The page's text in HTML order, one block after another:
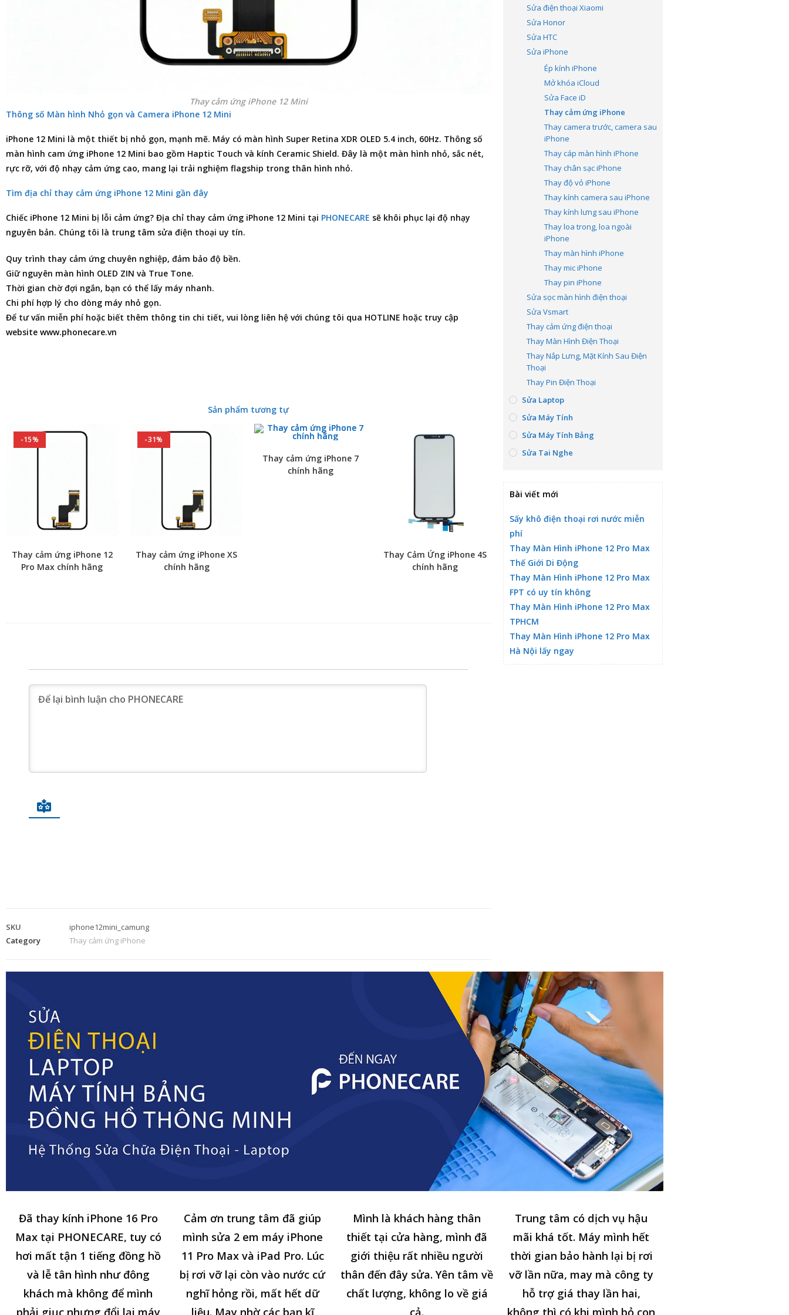
Thay cảm ứng iPhone 12 Mini
Thông số Màn hình Nhỏ gọn và Camera iPhone 12 Mini
iPhone 12 Mini là một thiết bị nhỏ gọn, mạnh mẽ. Máy có màn hình Super Retina XDR OLED 5.4 inch, 60Hz. Thông số
màn hình cam ứng iPhone 12 Mini bao gồm Haptic Touch và kính Ceramic Shield. Đây là một màn hình nhỏ, sắc nét,
rực rỡ, với độ nhạy cảm ứng cao, mang lại trải nghiệm flagship trong thân hình nhỏ.
Tìm địa chỉ thay cảm ứng iPhone 12 Mini gần đây
Chiếc iPhone 12 Mini bị lỗi cảm ứng? Địa chỉ thay cảm ứng iPhone 12 Mini tại PHONECARE sẽ khôi phục lại độ nhạy
nguyên bản. Chúng tôi là trung tâm sửa điện thoại uy tín.
Quy trình thay cảm ứng chuyên nghiệp, đảm bảo độ bền.
Giữ nguyên màn hình OLED ZIN và True Tone.
Thời gian chờ đợi ngắn, bạn có thể lấy máy nhanh.
Chi phí hợp lý cho dòng máy nhỏ gọn.
Để tư vấn miễn phí hoặc biết thêm thông tin chi tiết, vui lòng liên hệ với chúng tôi qua HOTLINE hoặc truy cập
website www.phonecare.vn
Sản phẩm tương tự
-15%
Thay cảm ứng iPhone 12
Pro Max chính hãng
-31%
Thay cảm ứng iPhone XS
chính hãng
Thay cảm ứng iPhone 7
chính hãng
Thay Cảm Ứng iPhone 4S
chính hãng
SKU
iphone12mini_camung
Category
Thay cảm ứng iPhone
Sửa điện thoại Xiaomi
Sửa Honor
Sửa HTC
Sửa iPhone
Ép kính iPhone
Mở khóa iCloud
Sửa Face iD
Thay cảm ứng iPhone
Thay camera trước, camera sau
iPhone
Thay cáp màn hình iPhone
Thay chân sạc iPhone
Thay độ vỏ iPhone
Thay kính camera sau iPhone
Thay kính lưng sau iPhone
Thay loa trong, loa ngoài
iPhone
Thay màn hình iPhone
Thay mic iPhone
Thay pin iPhone
Sửa sọc màn hình điện thoại
Sửa Vsmart
Thay cảm ứng điện thoại
Thay Màn Hình Điện Thoại
Thay Nắp Lưng, Mặt Kính Sau Điện
Thoại
Thay Pin Điện Thoại
Sửa Laptop
Sửa Máy Tính
Sửa Máy Tính Bảng
Sửa Tai Nghe
Bài viết mới
Sấy khô điện thoại rơi nước miễn
phí
Thay Màn Hình iPhone 12 Pro Max
Thế Giới Di Động
Thay Màn Hình iPhone 12 Pro Max
FPT có uy tín không
Thay Màn Hình iPhone 12 Pro Max
TPHCM
Thay Màn Hình iPhone 12 Pro Max
Hà Nội lấy ngay
Đã thay kính iPhone 16 Pro
Max tại PHONECARE, tuy có
hơi mất tận 1 tiếng đồng hồ
và lễ tân hình như đông
khách mà không để mình
phải giục nhưng đổi lại máy
Cảm ơn trung tâm đã giúp
mình sửa 2 em máy iPhone
11 Pro Max và iPad Pro. Lúc
bị rơi vỡ lại còn vào nước cứ
nghĩ hỏng rồi, mất hết dữ
liệu. May nhờ các bạn kĩ
Mình là khách hàng thân
thiết tại cửa hàng, mình đã
giới thiệu rất nhiều người
thân đến đây sửa. Yên tâm về
chất lượng, không lo về giá
cả.
Trung tâm có dịch vụ hậu
mãi khá tốt. Máy mình hết
thời gian bảo hành lại bị rơi
vỡ lần nữa, may mà công ty
hỗ trợ giá thay lần hai,
không thì có khi mình bỏ con